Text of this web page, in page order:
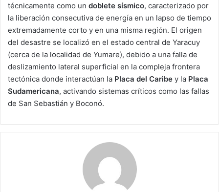
técnicamente como un doblete sísmico, caracterizado por
la liberación consecutiva de energía en un lapso de tiempo
extremadamente corto y en una misma región. El origen
del desastre se localizó en el estado central de Yaracuy
(cerca de la localidad de Yumare), debido a una falla de
deslizamiento lateral superficial en la compleja frontera
tectónica donde interactúan la Placa del Caribe y la Placa
Sudamericana, activando sistemas críticos como las fallas
de San Sebastián y Boconó.